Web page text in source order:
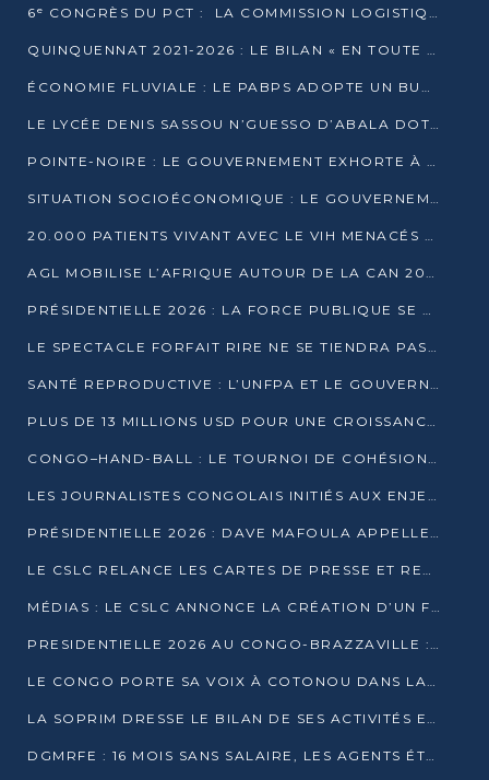
6ᵉ CONGRÈS DU PCT : LA COMMISSION LOGISTIQUE ASSURE LA DISTRIBUTION DES KITS
QUINQUENNAT 2021-2026 : LE BILAN « EN TOUTE TRANSPARENCE » PRÉSENTÉ À LA PRESSE
ÉCONOMIE FLUVIALE : LE PABPS ADOPTE UN BUDGET 2026 DE PLUS DE 2,7 MILLIARDS FCFA
LE LYCÉE DENIS SASSOU N’GUESSO D’ABALA DOTÉ D’UNE SALLE MULTIMÉDIA
POINTE-NOIRE : LE GOUVERNEMENT EXHORTE À UN USAGE RESPONSABLE DU NOUVEAU MATÉRIEL MUNICIPAL
SITUATION SOCIOÉCONOMIQUE : LE GOUVERNEMENT INTERPELLÉ DEVANT LE SÉNAT
20.000 PATIENTS VIVANT AVEC LE VIH MENACÉS D’ARRÊT DE TRAITEMENT
AGL MOBILISE L’AFRIQUE AUTOUR DE LA CAN 2025
PRÉSIDENTIELLE 2026 : LA FORCE PUBLIQUE SE PRÉPARE À SÉCURISER LE SCRUTIN
LE SPECTACLE FORFAIT RIRE NE SE TIENDRA PAS LE 1ER JANVIER
SANTÉ REPRODUCTIVE : L’UNFPA ET LE GOUVERNEMENT AFFINENT LES PRIORITÉS DE 2026
PLUS DE 13 MILLIONS USD POUR UNE CROISSANCE VERTE ET SOUVERAINE
CONGO–HAND-BALL : LE TOURNOI DE COHÉSION ET DE FRATERNITÉ ALLUME SES LAMPIONS À BRAZZAVILLE
LES JOURNALISTES CONGOLAIS INITIÉS AUX ENJEUX DE L’ÉCONOMIE BLEUE
PRÉSIDENTIELLE 2026 : DAVE MAFOULA APPELLE LES CONGOLAIS À UN « NOUVEAU DÉPART »
LE CSLC RELANCE LES CARTES DE PRESSE ET RECONNAÎT OFFICIELLEMENT LES MÉDIAS EN LIGNE
MÉDIAS : LE CSLC ANNONCE LA CRÉATION D’UN FONDS D’APPUI À LA PRESSE
PRESIDENTIELLE 2026 AU CONGO-BRAZZAVILLE : UN CASTING ÉLARGI
LE CONGO PORTE SA VOIX À COTONOU DANS LA LUTTE CONTRE LA TUBERCULOSE
LA SOPRIM DRESSE LE BILAN DE SES ACTIVITÉS ET FIXE DE NOUVELLES PRIORITÉS
DGMRFE : 16 MOIS SANS SALAIRE, LES AGENTS ÉTOUFFENT DANS LE SILENCE